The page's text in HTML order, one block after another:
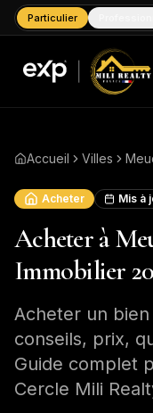
Particulier
Accueil Villes
Acheter Mis à
Acheter à
Immobilier
Acheter un
conseils, prix,
Guide complet
Cercle Mili